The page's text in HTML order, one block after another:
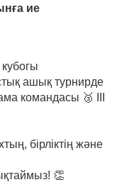
ие
ашық турнирде
командасы 🥉 III
бірліктің және
👏